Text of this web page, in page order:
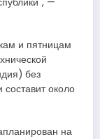
и пятницам
без
около
на